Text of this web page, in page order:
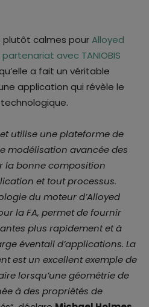
plutôt calmes pourAlloyed
avec TANIOBIS
a fait un véritable
application qui révèle le
utilise une plateforme de
modélisation avancée des
la bonne composition
et tout processus.
du moteur d’Alloyed
la FA, permet de fournir
plus rapidement et à
éventail d’applications. La
est un excellent exemple de
lorsqu’une géométrie de
à des propriétés de